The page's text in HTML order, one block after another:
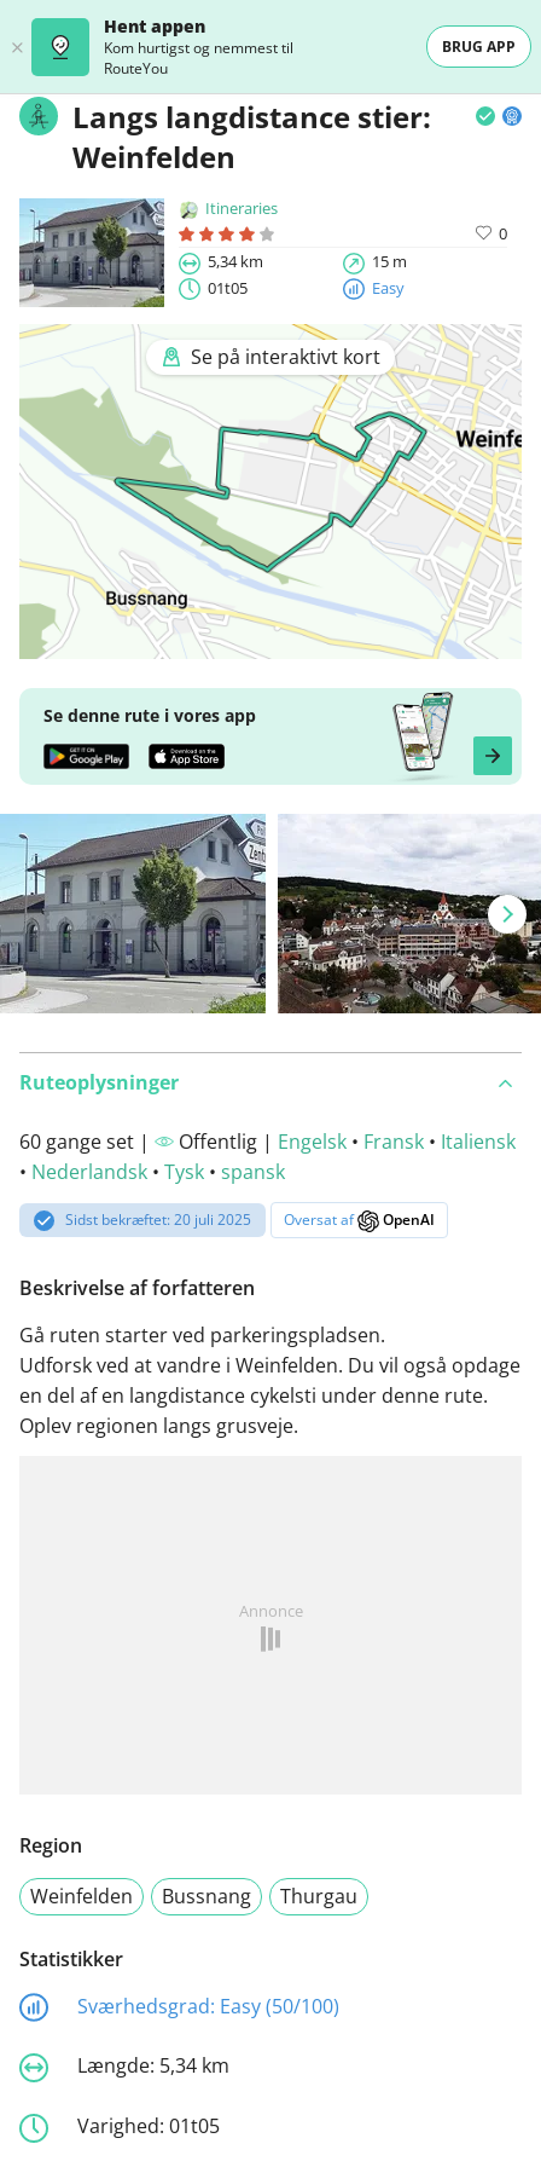
Hent appen
Kom hurtigst og nemmest til
RouteYou
BRUG APP
Langs langdistance stier:
Weinfelden
Itineraries
0
5,34 km
15 m
01t05
Easy
Se på interaktivt kort
Se denne rute i vores app
Ruteoplysninger
60 gange set | Offentlig | Engelsk • Fransk • Italiensk
• Nederlandsk • Tysk • spansk
Sidst bekræftet: 20 juli 2025 Oversat af OpenAI
Beskrivelse af forfatteren
Gå ruten starter ved parkeringspladsen.
Udforsk ved at vandre i Weinfelden. Du vil også opdage
en del af en langdistance cykelsti under denne rute.
Oplev regionen langs grusveje.
Annonce
Region
Weinfelden
Bussnang Thurgau
Statistikker
Sværhedsgrad: Easy (50/100)
Længde: 5,34 km
Varighed: 01t05